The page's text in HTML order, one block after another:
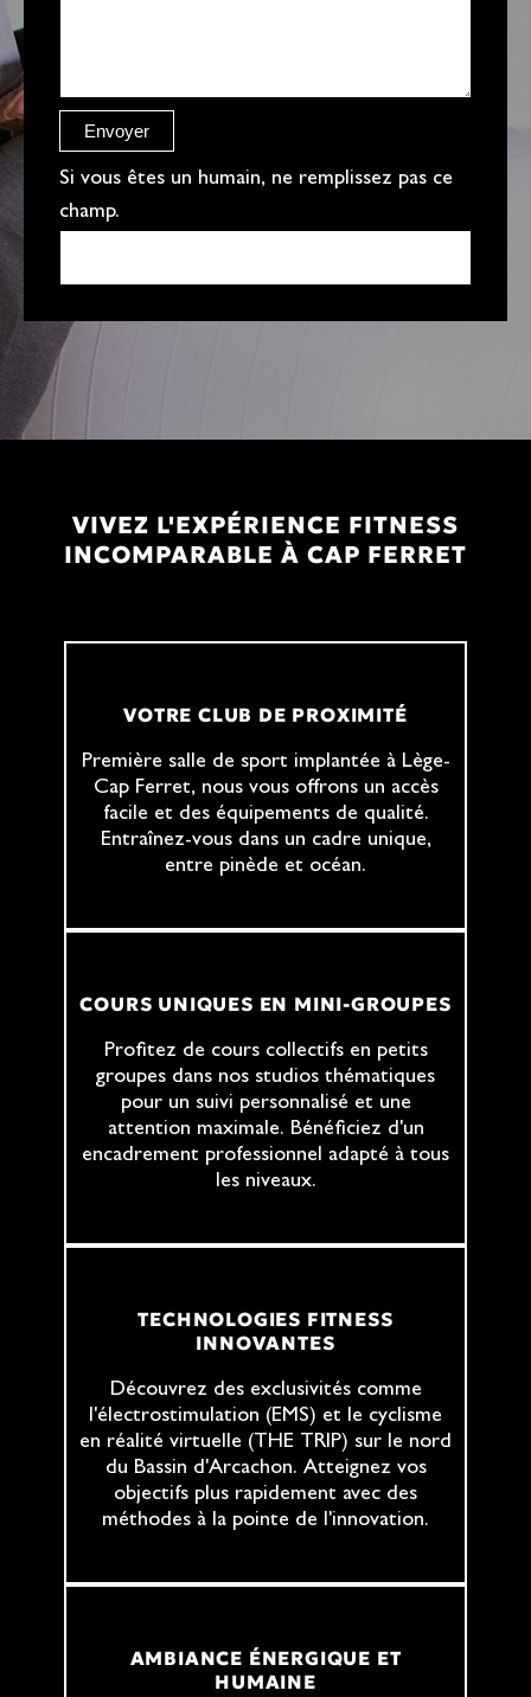
e
f
Envoyer
Si vous êtes un humain, ne remplissez pas ce
champ.
VIVEZ L'EXPÉRIENCE FITNESS
INCOMPARABLE À CAP FERRET
VOTRE CLUB DE PROXIMITÉ
Première salle de sport implantée à Lège-
Cap Ferret, nous vous offrons un accès
facile et des équipements de qualité.
Entraînez-vous dans un cadre unique,
entre pinède et océan.
COURS UNIQUES EN MINI-GROUPES
Profitez de cours collectifs en petits
groupes dans nos studios thématiques
pour un suivi personnalisé et une
attention maximale. Bénéficiez d'un
encadrement professionnel adapté à tous
les niveaux.
TECHNOLOGIES FITNESS
INNOVANTES
Découvrez des exclusivités comme
l'électrostimulation (EMS) et le cyclisme
en réalité virtuelle (THE TRIP) sur le nord
du Bassin d'Arcachon. Atteignez vos
objectifs plus rapidement avec des
méthodes à la pointe de l'innovation.
AMBIANCE ÉNERGIQUE ET
HUMAINE